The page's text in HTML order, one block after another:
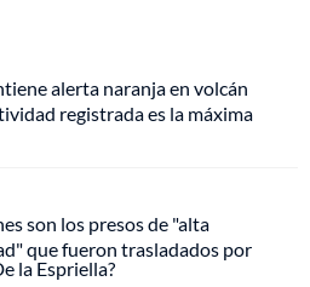
alerta naranja en volcán
registrada es la máxima
son los presos de "alta
que fueron trasladados por
la Espriella?